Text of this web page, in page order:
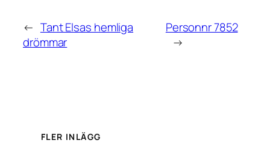
← Tant Elsas hemliga
drömmar
Personnr 7852
→
FLER INLÄGG